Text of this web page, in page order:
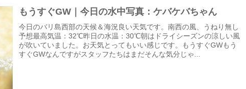
もうすぐGW｜今日の水中写真：ケバケバちゃん
今日のバリ島西部の天候＆海況良い天気です。南西の風、うねり無し
予想最高気温：32℃昨日の水温：30℃朝はドライシーズンの涼しい風
が吹いていました。お天気とってもいい感じです。もうすぐGWもう
すぐGWなんですがスタッフたちはまだそんな気分じゃ...